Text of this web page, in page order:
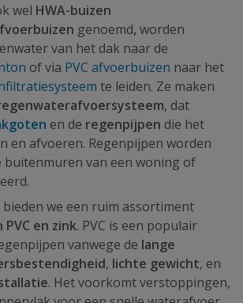
wel HWA-buizen
genoemd, worden
van het dak naar de
of via PVC afvoerbuizen naar het
te leiden. Ze maken
, dat
en de regenpijpen die het
en afvoeren. Regenpijpen worden
buitenmuren van een woning of
bieden we een ruim assortiment
en zink. PVC is een populair
vanwege de lange
, lichte gewicht, en
. Het voorkomt verstoppingen,